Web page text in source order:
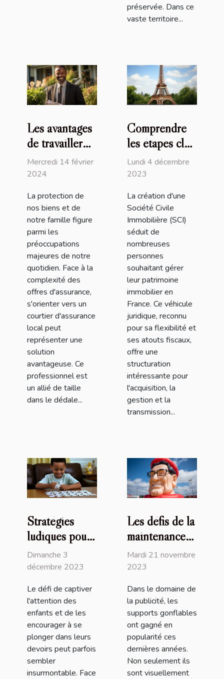
préservée. Dans ce
vaste territoire...
Les avantages
de travailler
avec un
courtier
local pour la
protection de
vos biens et de
votre famille
Mercredi 14 février
2024
La protection de
nos biens et de
notre famille figure
parmi les
préoccupations
majeures de notre
quotidien. Face à la
complexité des
offres d'assurance,
s'orienter vers un
courtier d'assurance
local peut
représenter une
solution
avantageuse. Ce
professionnel est
un allié de taille
dans le dédale...
Comprendre
les étapes clés
et la
réglementation
pour créer une
SCI en France
Lundi 4 décembre
2023
La création d'une
Société Civile
Immobilière (SCI)
séduit de
nombreuses
personnes
souhaitant gérer
leur patrimoine
immobilier en
France. Ce véhicule
juridique, reconnu
pour sa flexibilité et
ses atouts fiscaux,
offre une
structuration
intéressante pour
l'acquisition, la
gestion et la
transmission...
Stratégies
ludiques pour
stimuler
l'engagement
des enfants
dans leurs
devoirs
Dimanche 3
décembre 2023
Le défi de captiver
l'attention des
enfants et de les
encourager à se
plonger dans leurs
devoirs peut parfois
sembler
insurmontable. Face
Les défis de la
maintenance
des supports
publicitaires
Mardi 21 novembre
2023
Dans le domaine de
la publicité, les
supports gonflables
ont gagné en
popularité ces
dernières années.
Non seulement ils
sont visuellement